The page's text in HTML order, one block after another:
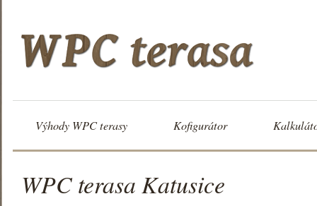
Výhody WPC terasy Kofigurátor
WPC terasa Katusice